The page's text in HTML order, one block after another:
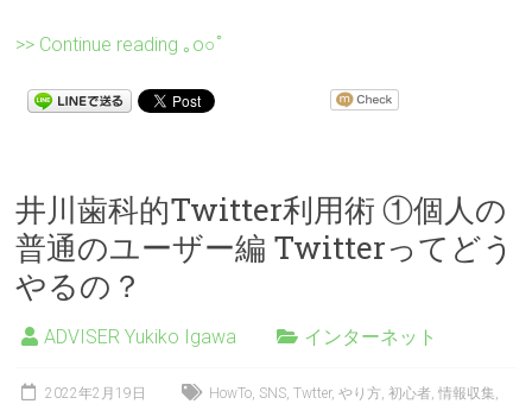
>> Continue reading ｡o○ﾟ
井川歯科的Twitter利用術 ①個人の
普通のユーザー編 Twitterってどう
やるの？
ADVISER Yukiko Igawa インターネット
2022年2月19日 HowTo, SNS,Twtter,やり方,初心者,情報収集,